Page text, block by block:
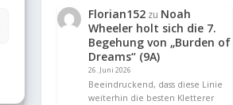
Florian152 zu Noah
Wheeler holt sich die 7.
Begehung von „Burden of
Dreams“ (9A)
26. Juni 2026
Beeindruckend, dass diese Linie
weiterhin die besten Kletterer